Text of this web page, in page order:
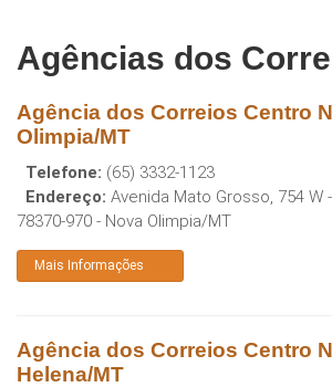
Agências dos
Agência dos Correios Centro
Olimpia/MT
Telefone: (65) 3332-1123
Endereço: Avenida Mato Grosso, 754 W
78370-970 - Nova Olimpia/MT
Mais Informações
Agência dos Correios Centro
Helena/MT